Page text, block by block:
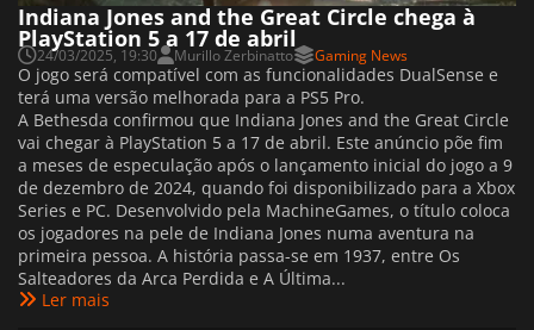
Indiana Jones and the Great Circle chega à
PlayStation 5 a 17 de abril
24/03/2025, 19:30 Murillo Zerbinatto Gaming News
O jogo será compatível com as funcionalidades DualSense e
terá uma versão melhorada para a PS5 Pro.
A Bethesda confirmou que Indiana Jones and the Great Circle
vai chegar à PlayStation 5 a 17 de abril. Este anúncio põe fim
a meses de especulação após o lançamento inicial do jogo a 9
de dezembro de 2024, quando foi disponibilizado para a Xbox
Series e PC. Desenvolvido pela MachineGames, o título coloca
os jogadores na pele de Indiana Jones numa aventura na
primeira pessoa. A história passa-se em 1937, entre Os
Salteadores da Arca Perdida e A Última...
Ler mais